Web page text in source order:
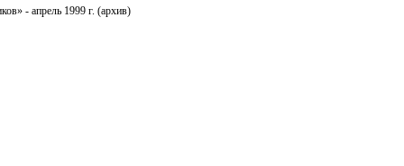
- апрель 1999 г. (архив)